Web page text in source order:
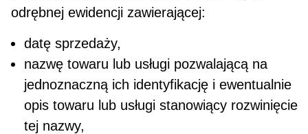
odrębnej ewidencji zawierającej:
datę sprzedaży,
nazwę towaru lub usługi pozwalającą na
jednoznaczną ich identyfikację i ewentualnie
opis towaru lub usługi stanowiący rozwinięcie
tej nazwy,